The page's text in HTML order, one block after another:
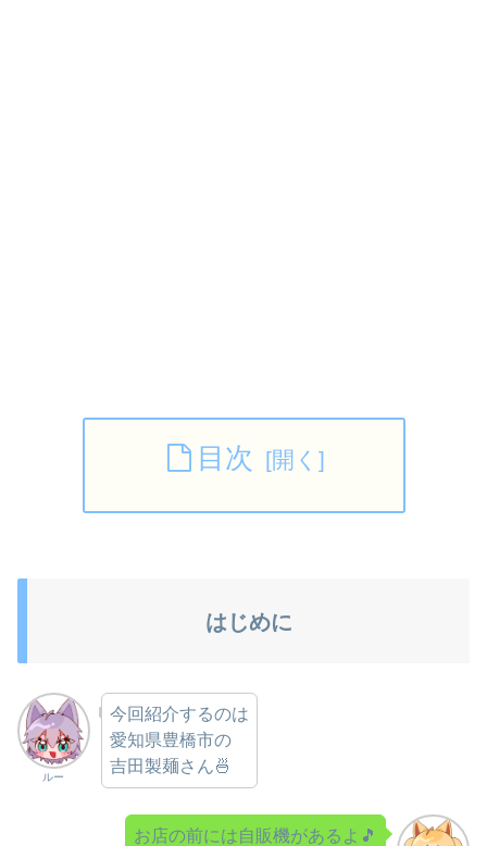
目次
はじめに
ルー
今回紹介するのは
愛知県豊橋市の
吉田製麺さん🍜
お店の前には自販機があるよ🎵